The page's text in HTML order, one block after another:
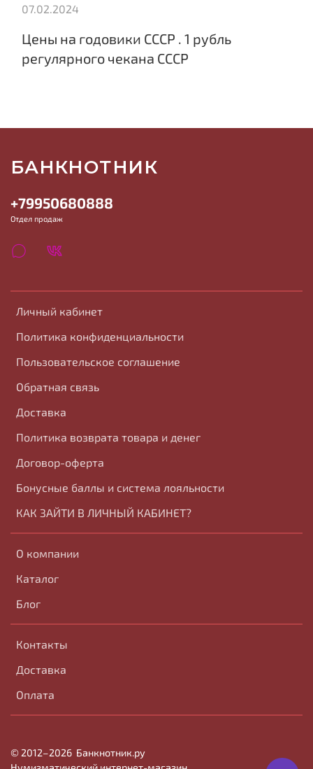
Цены на годовики СССР . 1 рубль
регулярного чекана СССР
07.02.2024
Личный кабинет
Политика конфиденциальности
Пользовательское соглашение
Обратная связь
Доставка
Политика возврата товара и денег
Договор-оферта
Бонусные баллы и система лояльности
КАК ЗАЙТИ В ЛИЧНЫЙ КАБИНЕТ?
О компании
Каталог
Блог
Контакты
Доставка
Оплата
+79950680888
Отдел продаж
БАНКНОТНИК
© 2012–2026 Банкнотник.ру